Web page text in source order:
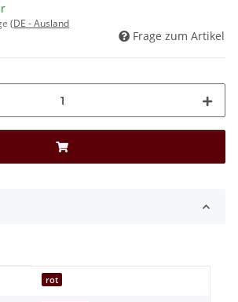
(DE - Ausland
Frage zum Artikel
rot